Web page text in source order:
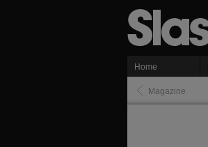
Home
Magazine